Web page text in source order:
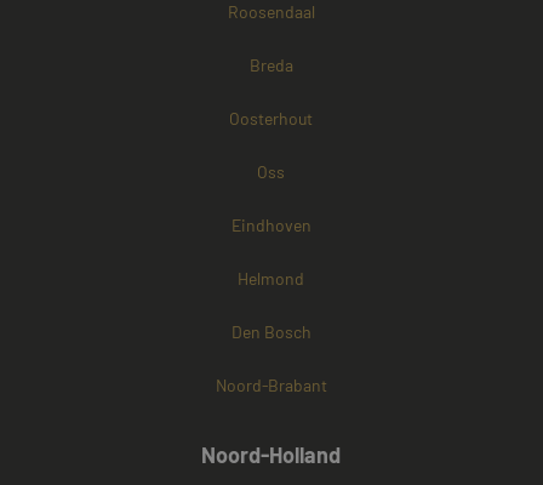
Roosendaal
Breda
Oosterhout
Oss
Eindhoven
Helmond
Den Bosch
Noord-Brabant
Noord-Holland